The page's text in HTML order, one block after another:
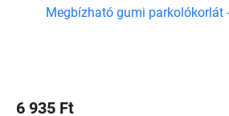
Megbízható gumi parkolókorlát
6 935 Ft